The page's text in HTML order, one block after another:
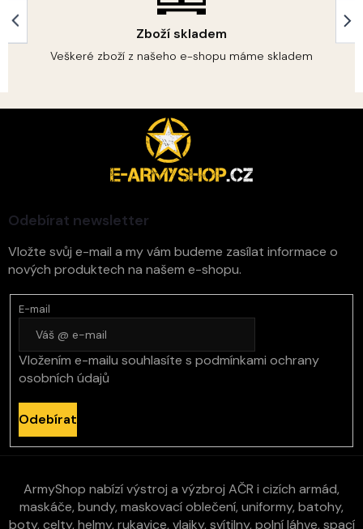
c
í
p
r
y
v
ý
p
i
s
Zboží skladem
Veškeré zboží z našeho e-shopu máme skladem
Odebírat newsletter
Vložte svůj e-mail a my vám budeme zasílat informace o
nových produktech na našem e-shopu.
E-mail
Vložením e-mailu souhlasíte s podmínkami ochrany
osobních údajů
Odebírat
ArmyShop nabízí výstroj a výzbroj AČR i cizích armád,
maskáče, bundy, maskovací oblečení, uniformy, batohy,
boty, celty, helmy, rukavice, vlajky, svítilny, polní láhve, spací